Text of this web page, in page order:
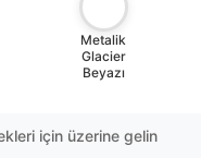
Metalik
Glacier
Beyazı
için üzerine gelin